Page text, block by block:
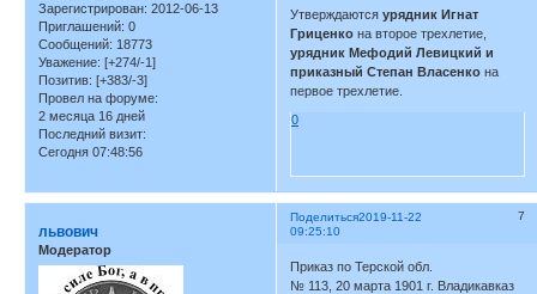
Зарегистрирован: 2012-06-13
Приглашений: 0
Сообщений: 18773
Уважение: [+274/-1]
Позитив: [+383/-3]
Провел на форуме:
2 месяца 16 дней
Последний визит:
Сегодня 07:48:56
Утверждаютсяурядник Игнат
Гриценко на второе трехлетие,
урядник Мефодий Левицкий и
приказный Степан Власенко на
первое трехлетие.
0
Поделиться 7
2019-11-22
09:25:10
львович
Модератор
Приказ по Терской обл.
№ 113, 20 марта 1901 г. Владикавказ